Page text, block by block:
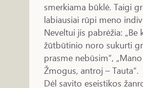
smerkiama būklė. Taigi
labiausiai rūpi meno
Neveltui jis pabrėžia:
žūtbūtinio noro sukurti
prasme nebūsim“,
Žmogus, antroj – Tauta“.
Dėl savito eseistikos